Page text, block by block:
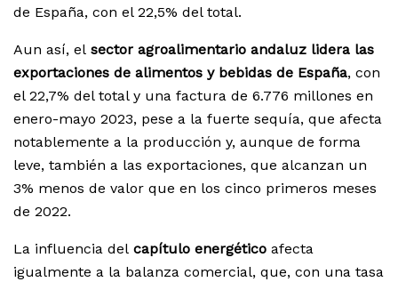
de España, con el 22,5% del total.
Aun así, el sector agroalimentario andaluz lidera las
exportaciones de alimentos y bebidas de España, con
el 22,7% del total y una factura de 6.776 millones en
enero-mayo 2023, pese a la fuerte sequía, que afecta
notablemente a la producción y, aunque de forma
leve, también a las exportaciones, que alcanzan un
3% menos de valor que en los cinco primeros meses
de 2022.
La influencia del capítulo energético afecta
igualmente a la balanza comercial, que, con una tasa